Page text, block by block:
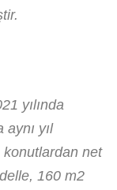
yılında
aynı yıl
konutlardan net
160 m2